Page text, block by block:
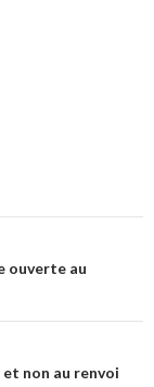
ouverte au
non au renvoi